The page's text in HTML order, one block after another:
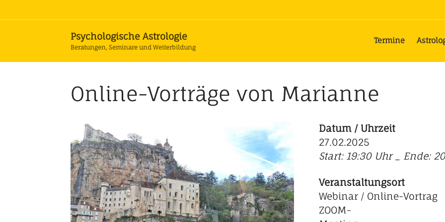
Psychologische Astrologie
Beratungen, Seminare und Weiterbildung
Termine
Online-Vorträge von Marianne
Datum / Uhrzeit
27.02.2025
Start: 19:30 Uhr _ Ende:
Veranstaltungsort
Webinar / Online-Vortrag
ZOOM-